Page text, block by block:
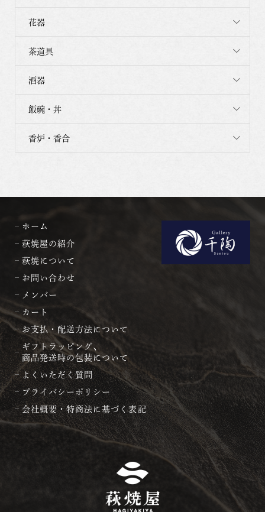
花器
茶道具
酒器
飯碗・丼
香炉・香合
ホーム
萩焼屋の紹介
萩焼について
お問い合わせ
メンバー
カート
お支払・配送方法について
ギフトラッピング、
商品発送時の包装について
よくいただく質問
プライバシーポリシー
会社概要・特商法に基づく表記